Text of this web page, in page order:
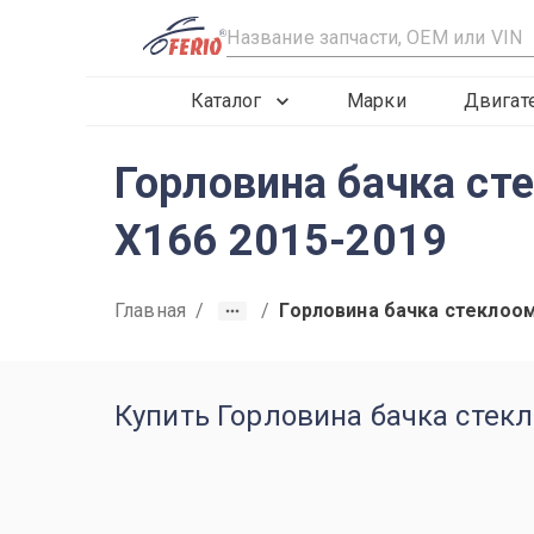
R
Каталог Марки
Горловина бачка
X166 2015-2019
Главная / / Горловина бачка
Купить Горловина бачка